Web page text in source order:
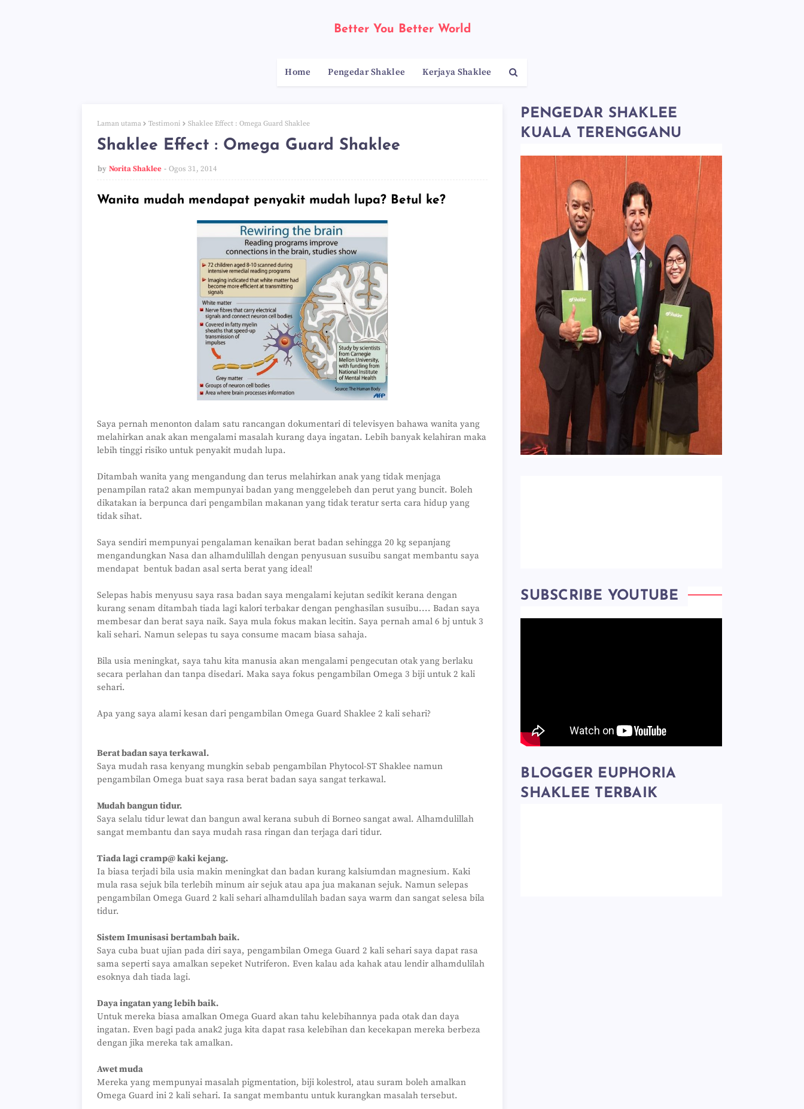
Better You Better World
Home Pengedar Shaklee Kerjaya Shaklee
Laman utama Testimoni Shaklee Effect : Omega Guard Shaklee
Shaklee Effect : Omega Guard Shaklee
by Norita Shaklee Ogos 31, 2014
Wanita mudah mendapat penyakit mudah lupa? Betul ke?
Saya pernah menonton dalam satu rancangan dokumentari di televisyen bahawa wanita yang
melahirkan anak akan mengalami masalah kurang daya ingatan. Lebih banyak kelahiran maka
lebih tinggi risiko untuk penyakit mudah lupa.
Ditambah wanita yang mengandung dan terus melahirkan anak yang tidak menjaga
penampilan rata2 akan mempunyai badan yang menggelebeh dan perut yang buncit. Boleh
dikatakan ia berpunca dari pengambilan makanan yang tidak teratur serta cara hidup yang
tidak sihat.
Saya sendiri mempunyai pengalaman kenaikan berat badan sehingga 20 kg sepanjang
mengandungkan Nasa dan alhamdulillah dengan penyusuan susuibu sangat membantu saya
mendapat bentuk badan asal serta berat yang ideal!
Selepas habis menyusu saya rasa badan saya mengalami kejutan sedikit kerana dengan
kurang senam ditambah tiada lagi kalori terbakar dengan penghasilan susuibu.... Badan saya
membesar dan berat saya naik. Saya mula fokus makan lecitin. Saya pernah amal 6 bj untuk 3
kali sehari. Namun selepas tu saya consume macam biasa sahaja.
Bila usia meningkat, saya tahu kita manusia akan mengalami pengecutan otak yang berlaku
secara perlahan dan tanpa disedari. Maka saya fokus pengambilan Omega 3 biji untuk 2 kali
sehari.
Apa yang saya alami kesan dari pengambilan Omega Guard Shaklee 2 kali sehari?
Berat badan saya terkawal.
Saya mudah rasa kenyang mungkin sebab pengambilan Phytocol-ST Shaklee namun
pengambilan Omega buat saya rasa berat badan saya sangat terkawal.
Mudah bangun tidur.
Saya selalu tidur lewat dan bangun awal kerana subuh di Borneo sangat awal. Alhamdulillah
sangat membantu dan saya mudah rasa ringan dan terjaga dari tidur.
Tiada lagi cramp@ kaki kejang.
Ia biasa terjadi bila usia makin meningkat dan badan kurang kalsiumdan magnesium. Kaki
mula rasa sejuk bila terlebih minum air sejuk atau apa jua makanan sejuk. Namun selepas
pengambilan Omega Guard 2 kali sehari alhamdulilah badan saya warm dan sangat selesa bila
tidur.
Sistem Imunisasi bertambah baik.
Saya cuba buat ujian pada diri saya, pengambilan Omega Guard 2 kali sehari saya dapat rasa
sama seperti saya amalkan sepeket Nutriferon. Even kalau ada kahak atau lendir alhamdulilah
esoknya dah tiada lagi.
Daya ingatan yang lebih baik.
Untuk mereka biasa amalkan Omega Guard akan tahu kelebihannya pada otak dan daya
ingatan. Even bagi pada anak2 juga kita dapat rasa kelebihan dan kecekapan mereka berbeza
dengan jika mereka tak amalkan.
Awet muda
Mereka yang mempunyai masalah pigmentation, biji kolestrol, atau suram boleh amalkan
Omega Guard ini 2 kali sehari. Ia sangat membantu untuk kurangkan masalah tersebut.
PENGEDAR SHAKLEE
KUALA TERENGGANU
SUBSCRIBE YOUTUBE
BLOGGER EUPHORIA
SHAKLEE TERBAIK